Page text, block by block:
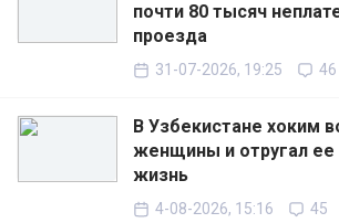
почти 80 тысяч
проезда
31-07-2026, 19:25 46
В Узбекистане хоким
женщины и отругал ее
жизнь
4-08-2026, 15:16 45